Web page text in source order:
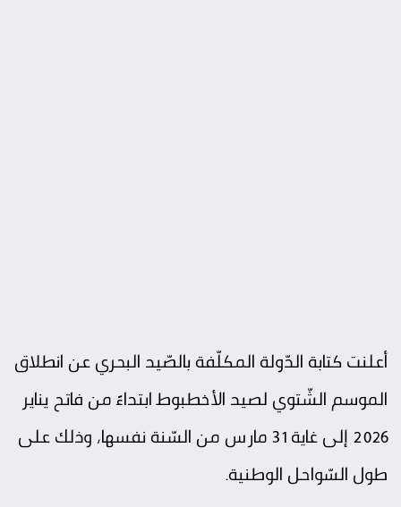
أعلنت كتابة الدّولة المكلّفة بالصّيد البحري عن انطلاق
الموسم الشّتوي لصيد الأخطبوط ابتداءً من فاتح يناير
2026 إلى غاية 31 مارس من السّنة نفسها، وذلك على
طول السّواحل الوطنية.